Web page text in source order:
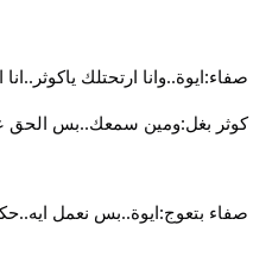
صفاء:ايوة..وانا ارتحتلك
كوثر بغل:ومين سمعك..بس الحق
صفاء بتعوج:ايوة..بس نعمل